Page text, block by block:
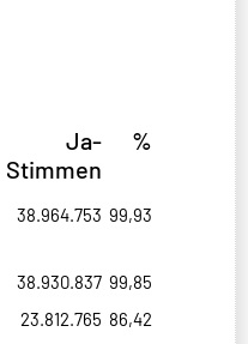
Ja-
Stimmen
%
38.964.753 99,93
38.930.837 99,85
23.812.765 86,42